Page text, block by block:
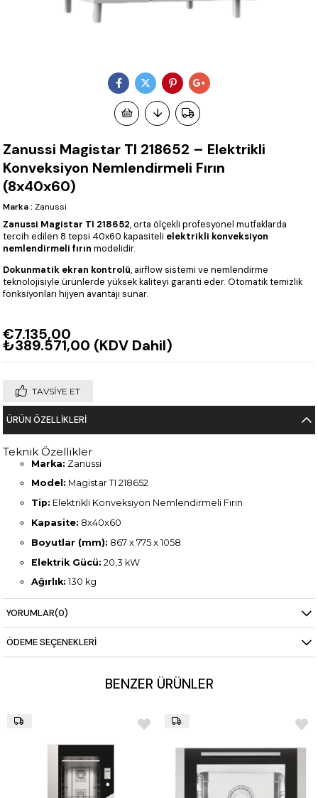
Zanussi Magistar TI 218652 – Elektrikli
Konveksiyon Nemlendirmeli Fırın
(8x40x60)
Marka : Zanussi
Zanussi Magistar TI 218652, orta ölçekli profesyonel mutfaklarda
tercih edilen 8 tepsi 40x60 kapasiteli elektrikli konveksiyon
nemlendirmeli fırın modelidir.
Dokunmatik ekran kontrolü, airflow sistemi ve nemlendirme
teknolojisiyle ürünlerde yüksek kaliteyi garanti eder. Otomatik temizlik
fonksiyonları hijyen avantajı sunar.
€7.135,00
₺389.571,00 (KDV Dahil)
TAVSIYE ET
ÜRÜN ÖZELLIKLERI
Teknik Özellikler
Marka: Zanussi
Model: Magistar TI 218652
Tip: Elektrikli Konveksiyon Nemlendirmeli Fırın
Kapasite: 8x40x60
Boyutlar (mm): 867 x 775 x 1058
Elektrik Gücü: 20,3 kW
Ağırlık: 130 kg
YORUMLAR(0)
ÖDEME SEÇENEKLERI
BENZER ÜRÜNLER